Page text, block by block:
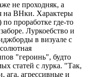
не проходняк, а
на ВНки. Характеры
проработке где-то
Луркоебство и
в визуале с
"героинь", будто
статей с лурка. "Так,
ага, агрессивные и